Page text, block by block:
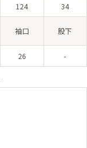
124 34
袖口 股下
26 -